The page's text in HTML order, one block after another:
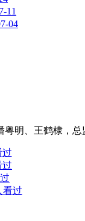
11
04
明、王鹤棣，
过
过
看过